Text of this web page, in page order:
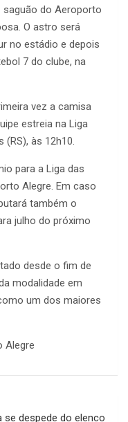
saguão do Aeroporto
O astro será
no estádio e depois
7 do clube, na
vez a camisa
estreia na Liga
(RS), às 12h10.
para a Liga das
Alegre. Em caso
também o
julho do próximo
desde o fim de
modalidade em
um dos maiores
Alegre
se despede do elenco